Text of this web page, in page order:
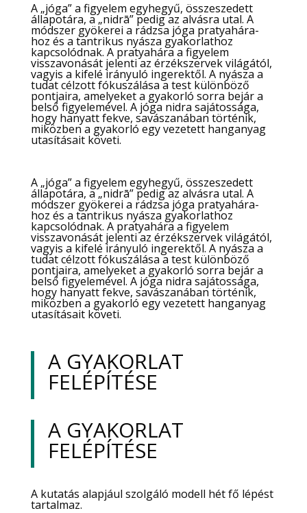
A „jóga” a figyelem egyhegyű, összeszedett
állapotára, a „nidrā” pedig az alvásra utal. A
módszer gyökerei a rádzsa jóga pratyahára-
hoz és a tantrikus nyásza gyakorlathoz
kapcsolódnak. A pratyahára a figyelem
visszavonását jelenti az érzékszervek világától,
vagyis a kifelé irányuló ingerektől. A nyásza a
tudat célzott fókuszálása a test különböző
pontjaira, amelyeket a gyakorló sorra bejár a
belső figyelemével. A jóga nidra sajátossága,
hogy hanyatt fekve, savászanában történik,
miközben a gyakorló egy vezetett hanganyag
utasításait követi.
A „jóga” a figyelem egyhegyű, összeszedett
állapotára, a „nidrā” pedig az alvásra utal. A
módszer gyökerei a rádzsa jóga pratyahára-
hoz és a tantrikus nyásza gyakorlathoz
kapcsolódnak. A pratyahára a figyelem
visszavonását jelenti az érzékszervek világától,
vagyis a kifelé irányuló ingerektől. A nyásza a
tudat célzott fókuszálása a test különböző
pontjaira, amelyeket a gyakorló sorra bejár a
belső figyelemével. A jóga nidra sajátossága,
hogy hanyatt fekve, savászanában történik,
miközben a gyakorló egy vezetett hanganyag
utasításait követi.
​A GYAKORLAT
FELÉPÍTÉSE
​A GYAKORLAT
FELÉPÍTÉSE
A kutatás alapjául szolgáló modell hét fő lépést
tartalmaz.